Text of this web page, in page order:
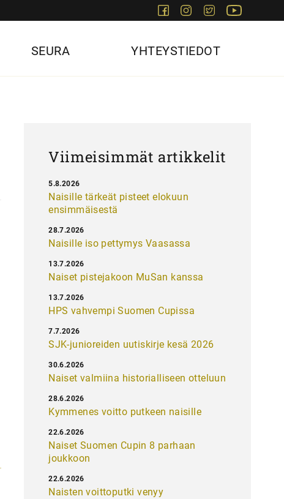
FacebookInstagram
Twitter
SEURA YHTEYSTIEDOT
Viimeisimmät artikkelit
Naisille tärkeät pisteet elokuun
ensimmäisestä
5.8.2026
Naisille iso pettymys Vaasassa
28.7.2026
Naiset pistejakoon MuSan kanssa
13.7.2026
HPS vahvempi Suomen Cupissa
13.7.2026
SJK-junioreiden uutiskirje kesä 2026
7.7.2026
Naiset valmiina historialliseen otteluun
30.6.2026
Kymmenes voitto putkeen naisille
28.6.2026
Naiset Suomen Cupin 8 parhaan
joukkoon
22.6.2026
Naisten voittoputki venyy
22.6.2026